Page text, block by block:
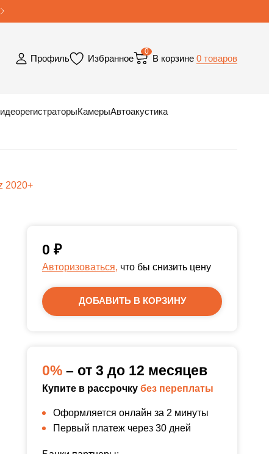
Профиль Избранное
0
В корзине 0 товаров
КамерыАвтоакустика
2020+
0 ₽
Авторизоваться, что бы снизить цену
ДОБАВИТЬ В КОРЗИНУ
0% – от 3 до 12 месяцев
Купите в рассрочку без переплаты
Оформляется онлайн за 2 минуты
Первый платеж через 30 дней